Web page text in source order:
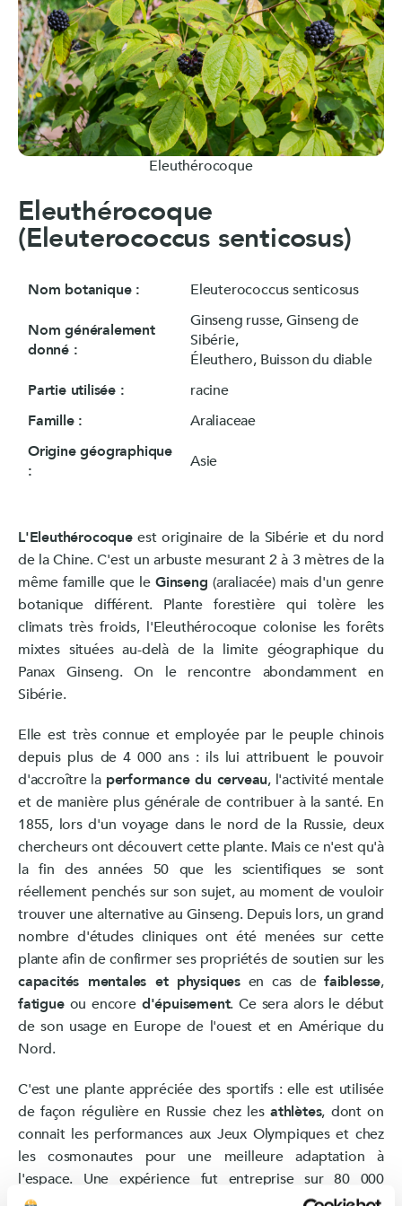
Eleuthérocoque
Eleuthérocoque
(Eleuterococcus senticosus)
Nom botanique : Eleuterococcus senticosus
Nom généralement
donné :
Ginseng russe, Ginseng de
Sibérie,
Éleuthero, Buisson du diable
Partie utilisée :
racine
Famille :
Araliaceae
Origine géographique
:
Asie
L'Eleuthérocoqueest originaire de la Sibérie et du nord
de la Chine. C'est un arbuste mesurant 2 à 3 mètres de la
même famille que le Ginseng (araliacée) mais d'un genre
botanique différent. Plante forestière qui tolère les
climats très froids, l'Eleuthérocoque colonise les forêts
mixtes situées au-delà de la limite géographique du
Panax Ginseng. On le rencontre abondamment en
Sibérie.
Elle est très connue et employée par le peuple chinois
depuis plus de 4 000 ans : ils lui attribuent le pouvoir
d'accroître la performance du cerveau, l'activité mentale
et de manière plus générale de contribuer à la santé. En
1855, lors d'un voyage dans le nord de la Russie, deux
chercheurs ont découvert cette plante. Mais ce n'est qu'à
la fin des années 50 que les scientifiques se sont
réellement penchés sur son sujet, au moment de vouloir
trouver une alternative au Ginseng. Depuis lors, un grand
nombre d'études cliniques ont été menées sur cette
plante afin de confirmer ses propriétés de soutien sur les
capacités mentales et physiques en cas de faiblesse,
fatigueou encore d'épuisement. Ce sera alors le début
de son usage en Europe de l'ouest et en Amérique du
Nord.
C'est une plante appréciée des sportifs : elle est utilisée
de façon régulière en Russie chez lesathlètes, dont on
connait les performances aux Jeux Olympiques et chez
les cosmonautes pour une meilleure adaptation à
l'espace. Une expérience fut entreprise sur 80 000
ouvriers des usines automobiles de la Volga et montra